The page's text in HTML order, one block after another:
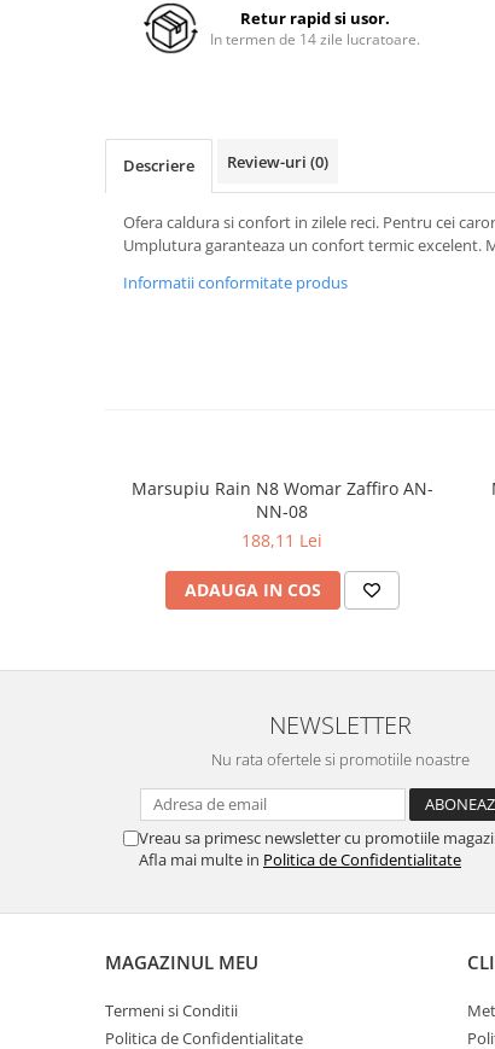
Retur rapid si usor.
In termen de 14 zile lucratoare.
Descriere Review-uri (0)
Ofera caldura si confort in zilele reci. Pentru cei
Umplutura garanteaza un confort termic excelent.
Informatii conformitate produs
Marsupiu Rain N8 Womar Zaffiro AN-
NN-08
188,11 Lei
ADAUGA IN COS
NEWSLETTER
Nu rata ofertele si promotiile noastre
Vreau sa primesc newsletter cu promotiile
Afla mai multe in Politica de Confidentialitate
MAGAZINUL MEU
Termeni si Conditii
Politica de Confidentialitate